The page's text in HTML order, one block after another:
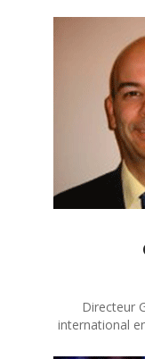
Directeur
international